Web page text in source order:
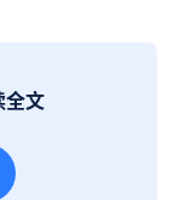
全文